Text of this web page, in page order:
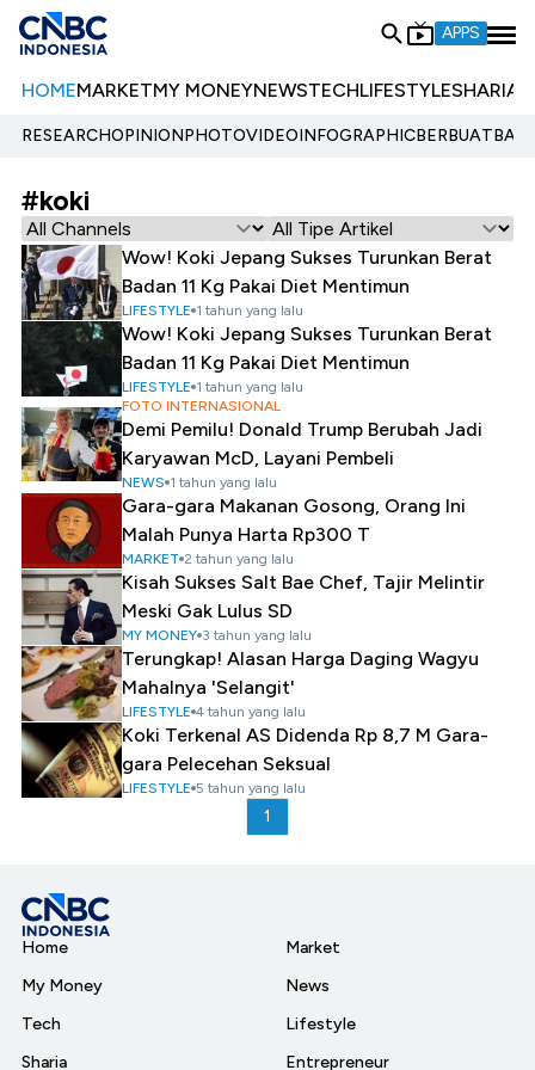
APPS
HOMEMARKETMY MONEYNEWSTECHLIFESTYLESHARIA
RESEARCHOPINIONPHOTOVIDEOINFOGRAPHIC
#koki
Wow! Koki Jepang Sukses Turunkan Berat
Badan 11 Kg Pakai Diet Mentimun
LIFESTYLE 1 tahun yang lalu
Wow! Koki Jepang Sukses Turunkan Berat
Badan 11 Kg Pakai Diet Mentimun
LIFESTYLE 1 tahun yang lalu
FOTO INTERNASIONAL
Demi Pemilu! Donald Trump Berubah Jadi
Karyawan McD, Layani Pembeli
NEWS 1 tahun yang lalu
Gara-gara Makanan Gosong, Orang Ini
Malah Punya Harta Rp300 T
MARKET 2 tahun yang lalu
Kisah Sukses Salt Bae Chef, Tajir Melintir
Meski Gak Lulus SD
MY MONEY 3 tahun yang lalu
Terungkap! Alasan Harga Daging Wagyu
Mahalnya 'Selangit'
LIFESTYLE 4 tahun yang lalu
Koki Terkenal AS Didenda Rp 8,7 M Gara-
gara Pelecehan Seksual
LIFESTYLE 5 tahun yang lalu
1
Home
My Money
Tech
Sharia
Market
News
Lifestyle
Entrepreneur